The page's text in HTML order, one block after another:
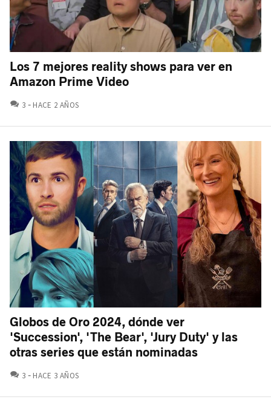
Los 7 mejores reality shows para ver en
Amazon Prime Video
3 COMENTARIOS
HACE 2 AÑOS
Globos de Oro 2024, dónde ver
'Succession', 'The Bear', 'Jury Duty' y las
otras series que están nominadas
3 COMENTARIOS
HACE 3 AÑOS